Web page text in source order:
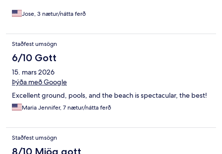
Jose, 3 nætur/nátta ferð
Staðfest umsögn
6/10 Gott
15. mars 2026
Þýða með Google
Excellent ground, pools, and the beach is spectacular, the best!
Maria Jennifer, 7 nætur/nátta ferð
Staðfest umsögn